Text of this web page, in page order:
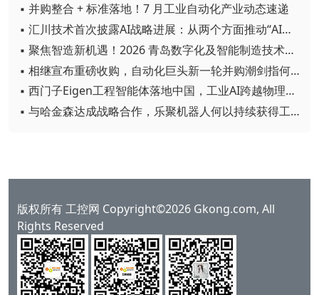
▪ 并购整合 + 标准落地！7 月工业自动化产业动态速递
▪ 汇川技术首次披露AI战略进展：从两个方面推动“AI业务化”落地
▪ 聚焦智造新机遇！2026 青岛数字化及智能制造技术论坛圆满落幕
▪ 相继宣布重磅收购，自动化巨头新一轮并购潮剑指何方？
▪ 西门子Eigen工程智能体落地中国，工业AI跨越物理世界“确定性”拐点
▪ 与哈金森达成战略合作，乐聚机器人何以持续获得工业巨头青睐？
版权所有 工控网 Copyright©2026 Gkong.com, All
Rights Reserved